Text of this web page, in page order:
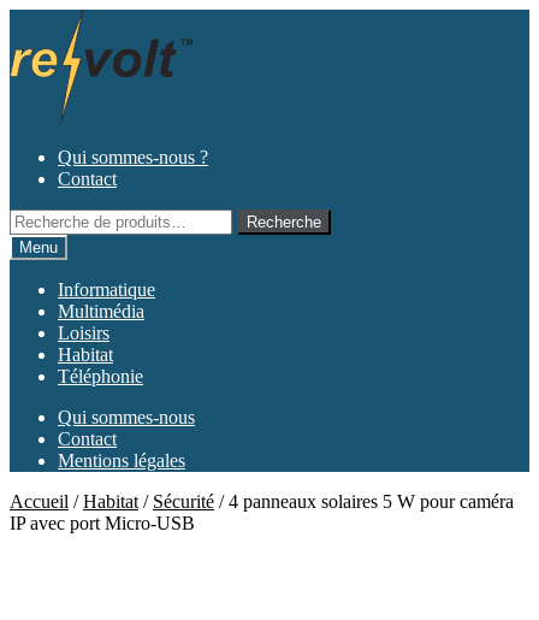
la
navigation
contenu
Qui sommes-nous ?
Contact
Recherche
pour :
Recherche
Menu
Informatique
Multimédia
Loisirs
Habitat
Téléphonie
Qui sommes-nous
Contact
Mentions légales
Accueil /Habitat / Sécurité /4 panneaux solaires 5 W pour caméra
IP avec port Micro-USB